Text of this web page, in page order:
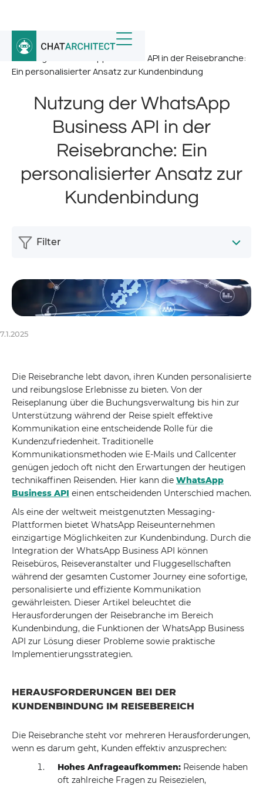
Startseite / Nachricht /
Nutzung der WhatsApp Business API in der Reisebranche:
Ein personalisierter Ansatz zur Kundenbindung
Nutzung der WhatsApp
Business API in der
Reisebranche: Ein
personalisierter Ansatz zur
Kundenbindung
7.1.2025
Die Reisebranche lebt davon, ihren Kunden personalisierte
und reibungslose Erlebnisse zu bieten. Von der
Reiseplanung über die Buchungsverwaltung bis hin zur
Unterstützung während der Reise spielt effektive
Kommunikation eine entscheidende Rolle für die
Kundenzufriedenheit. Traditionelle
Kommunikationsmethoden wie E-Mails und Callcenter
genügen jedoch oft nicht den Erwartungen der heutigen
technikaffinen Reisenden. Hier kann die WhatsApp
Business API einen entscheidenden Unterschied machen.
Als eine der weltweit meistgenutzten Messaging-
Plattformen bietet WhatsApp Reiseunternehmen
einzigartige Möglichkeiten zur Kundenbindung. Durch die
Integration der WhatsApp Business API können
Reisebüros, Reiseveranstalter und Fluggesellschaften
während der gesamten Customer Journey eine sofortige,
personalisierte und effiziente Kommunikation
gewährleisten. Dieser Artikel beleuchtet die
Herausforderungen der Reisebranche im Bereich
Kundenbindung, die Funktionen der WhatsApp Business
API zur Lösung dieser Probleme sowie praktische
Implementierungsstrategien.
HERAUSFORDERUNGEN BEI DER
KUNDENBINDUNG IM REISEBEREICH
Die Reisebranche steht vor mehreren Herausforderungen,
wenn es darum geht, Kunden effektiv anzusprechen:
Hohes Anfrageaufkommen: Reisende haben
oft zahlreiche Fragen zu Reisezielen,
Filter